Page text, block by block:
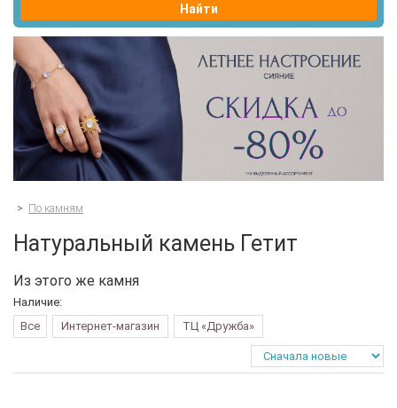
Найти
> По камням
Натуральный камень Гетит
Из этого же камня
Наличие:
Все
Интернет-магазин ТЦ «Дружба»